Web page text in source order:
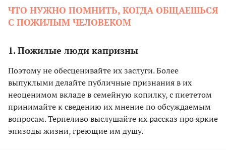
ЧТО НУЖНО ПОМНИТЬ, КОГДА ОБЩАЕШЬСЯ
С ПОЖИЛЫМ ЧЕЛОВЕКОМ
1. Пожилые люди капризны
Поэтому не обесценивайте их заслуги. Более
выпуклыми делайте публичные признания в их
неоценимом вкладе в семейную копилку, с пиететом
принимайте к сведению их мнение по обсуждаемым
вопросам. Терпеливо выслушайте их рассказ про яркие
эпизоды жизни, греющие им душу.